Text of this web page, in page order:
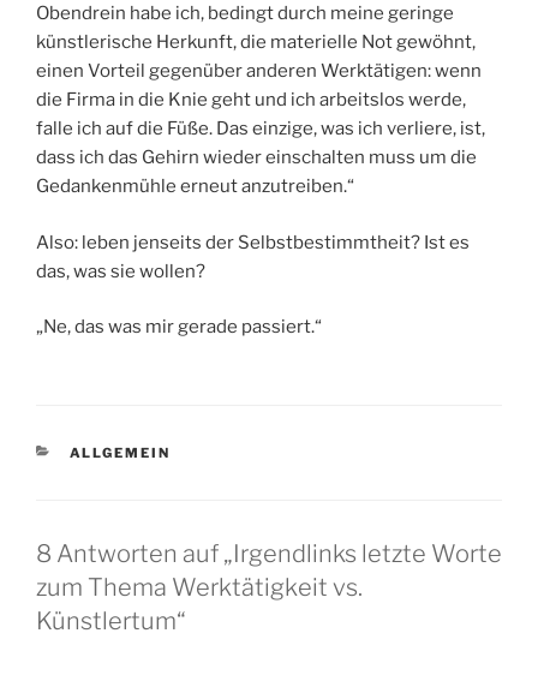
Obendrein habe ich, bedingt durch meine geringe
künstlerische Herkunft, die materielle Not gewöhnt,
einen Vorteil gegenüber anderen Werktätigen: wenn
die Firma in die Knie geht und ich arbeitslos werde,
falle ich auf die Füße. Das einzige, was ich verliere, ist,
dass ich das Gehirn wieder einschalten muss um die
Gedankenmühle erneut anzutreiben.“
Also: leben jenseits der Selbstbestimmtheit? Ist es
das, was sie wollen?
„Ne, das was mir gerade passiert.“
KATEGORIEN
ALLGEMEIN
8 Antworten auf „Irgendlinks letzte Worte
zum Thema Werktätigkeit vs.
Künstlertum“